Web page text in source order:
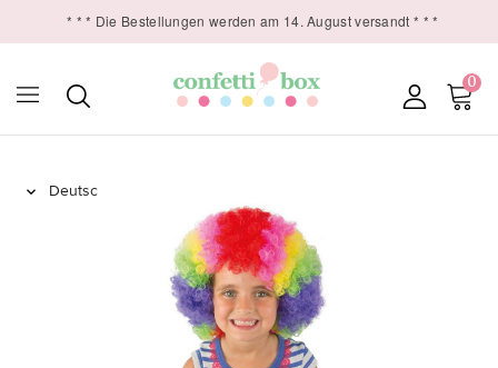
* * * Die Bestellungen werden am 14. August versandt * * *
0
